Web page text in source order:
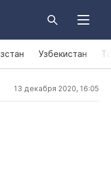
Узбекистан
13 декабря 2020, 16:05